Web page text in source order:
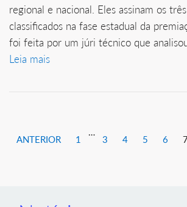
regional e nacional. Eles assinam os
classificados na fase estadual da
foi feita por um júri técnico que
Leia mais
ANTERIOR 1
…
3 4 5 6 7